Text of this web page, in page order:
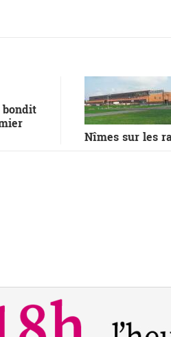
bondit
Nîmes sur les